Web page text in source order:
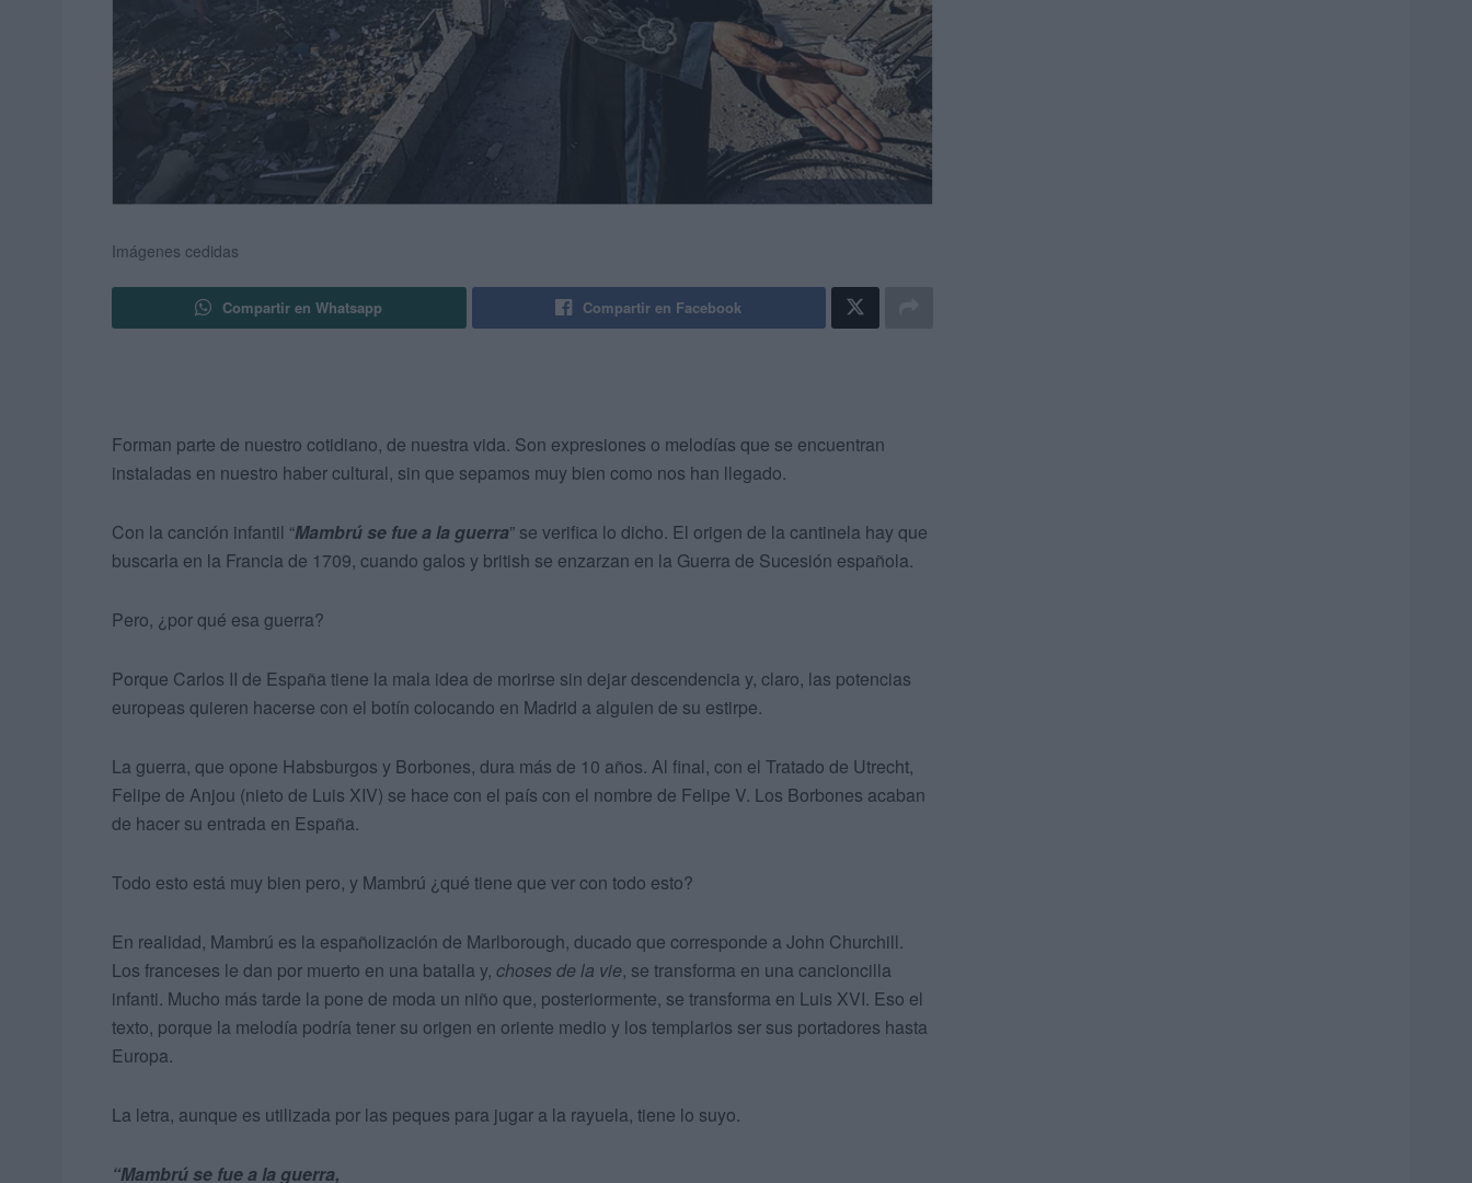
Imágenes cedidas
Compartir en Whatsapp Compartir en Facebook
Forman parte de nuestro cotidiano, de nuestra vida. Son expresiones o melodías que se encuentran
instaladas en nuestro haber cultural, sin que sepamos muy bien como nos han llegado.
Con la canción infantil “Mambrú se fue a la guerra” se verifica lo dicho. El origen de la cantinela hay que
buscarla en la Francia de 1709, cuando galos y british se enzarzan en la Guerra de Sucesión española.
Pero, ¿por qué esa guerra?
Porque Carlos II de España tiene la mala idea de morirse sin dejar descendencia y, claro, las potencias
europeas quieren hacerse con el botín colocando en Madrid a alguien de su estirpe.
La guerra, que opone Habsburgos y Borbones, dura más de 10 años. Al final, con el Tratado de Utrecht,
Felipe de Anjou (nieto de Luis XIV) se hace con el país con el nombre de Felipe V. Los Borbones acaban
de hacer su entrada en España.
Todo esto está muy bien pero, y Mambrú ¿qué tiene que ver con todo esto?
En realidad, Mambrú es la españolización de Marlborough, ducado que corresponde a John Churchill.
Los franceses le dan por muerto en una batalla y, choses de la vie, se transforma en una cancioncilla
infanti. Mucho más tarde la pone de moda un niño que, posteriormente, se transforma en Luis XVI. Eso el
texto, porque la melodía podría tener su origen en oriente medio y los templarios ser sus portadores hasta
Europa.
La letra, aunque es utilizada por las peques para jugar a la rayuela, tiene lo suyo.
“Mambrú se fue a la guerra,